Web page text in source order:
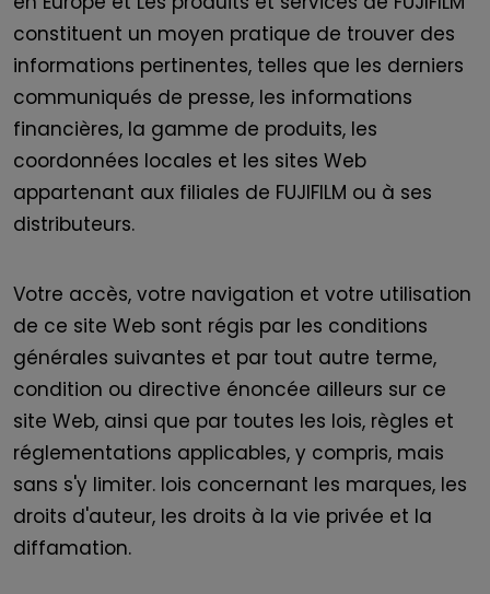
constituent un moyen pratique de trouver des
informations pertinentes, telles que les derniers
communiqués de presse, les informations
financières, la gamme de produits, les
coordonnées locales et les sites Web
appartenant aux filiales de FUJIFILM ou à ses
distributeurs.
Votre accès, votre navigation et votre utilisation
de ce site Web sont régis par les conditions
générales suivantes et par tout autre terme,
condition ou directive énoncée ailleurs sur ce
site Web, ainsi que par toutes les lois, règles et
réglementations applicables, y compris, mais
sans s'y limiter. lois concernant les marques, les
droits d'auteur, les droits à la vie privée et la
diffamation.